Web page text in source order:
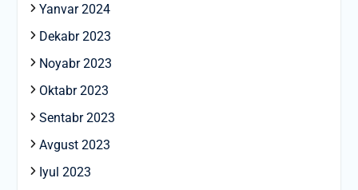
Yanvar 2024
Dekabr 2023
Noyabr 2023
Oktabr 2023
Sentabr 2023
Avgust 2023
Iyul 2023